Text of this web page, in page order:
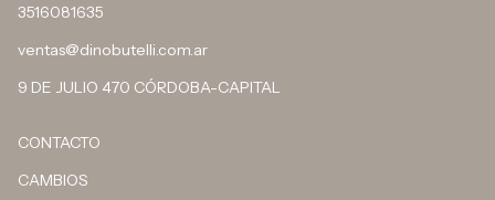
3516081635
ventas@dinobutelli.com.ar
9 DE JULIO 470 CÓRDOBA-CAPITAL
CONTACTO
CAMBIOS